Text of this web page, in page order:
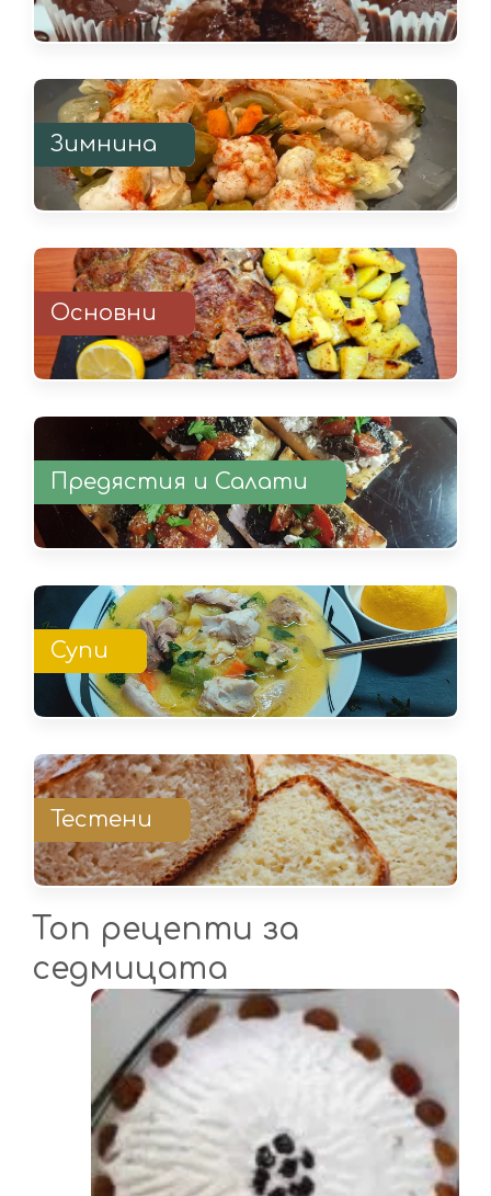
Зимнина
Основни
Предястия и Салати
Супи
Тестени
Топ рецепти за
седмицата